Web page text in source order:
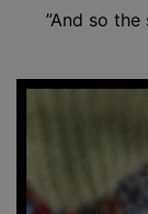
”And so